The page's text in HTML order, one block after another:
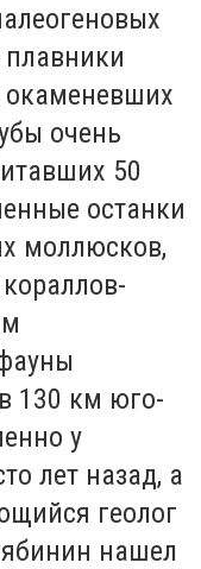
плавники
очень
50
останки
моллюсков,
130 км юго-
у
лет назад, а
геолог
нашел